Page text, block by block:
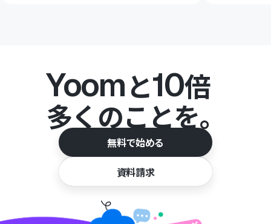
Yoomと10倍
多くのことを。
無料で始める
資料請求